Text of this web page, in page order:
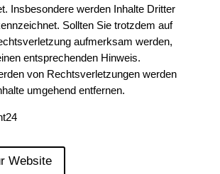
Insbesondere werden Inhalte Dritter
Sollten Sie trotzdem auf
aufmerksam werden,
entsprechenden Hinweis.
von Rechtsverletzungen werden
umgehend entfernen.
Website